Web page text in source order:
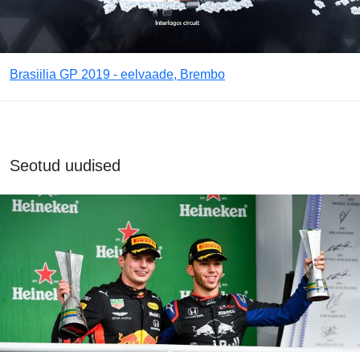
Brasiilia GP 2019 - eelvaade, Brembo
Seotud uudised